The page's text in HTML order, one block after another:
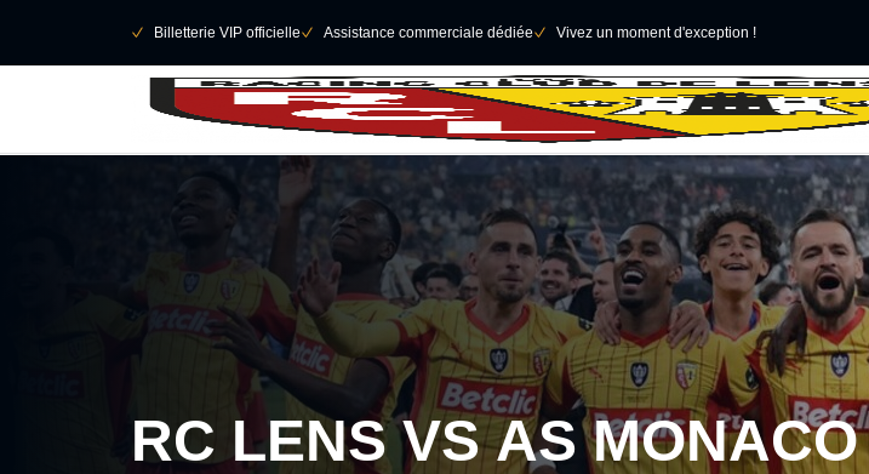
􀆅 Billetterie VIP officielle􀆅 Assistance commerciale dédiée􀆅 Vivez un moment d'exception !
RC LENS VS AS MONACO